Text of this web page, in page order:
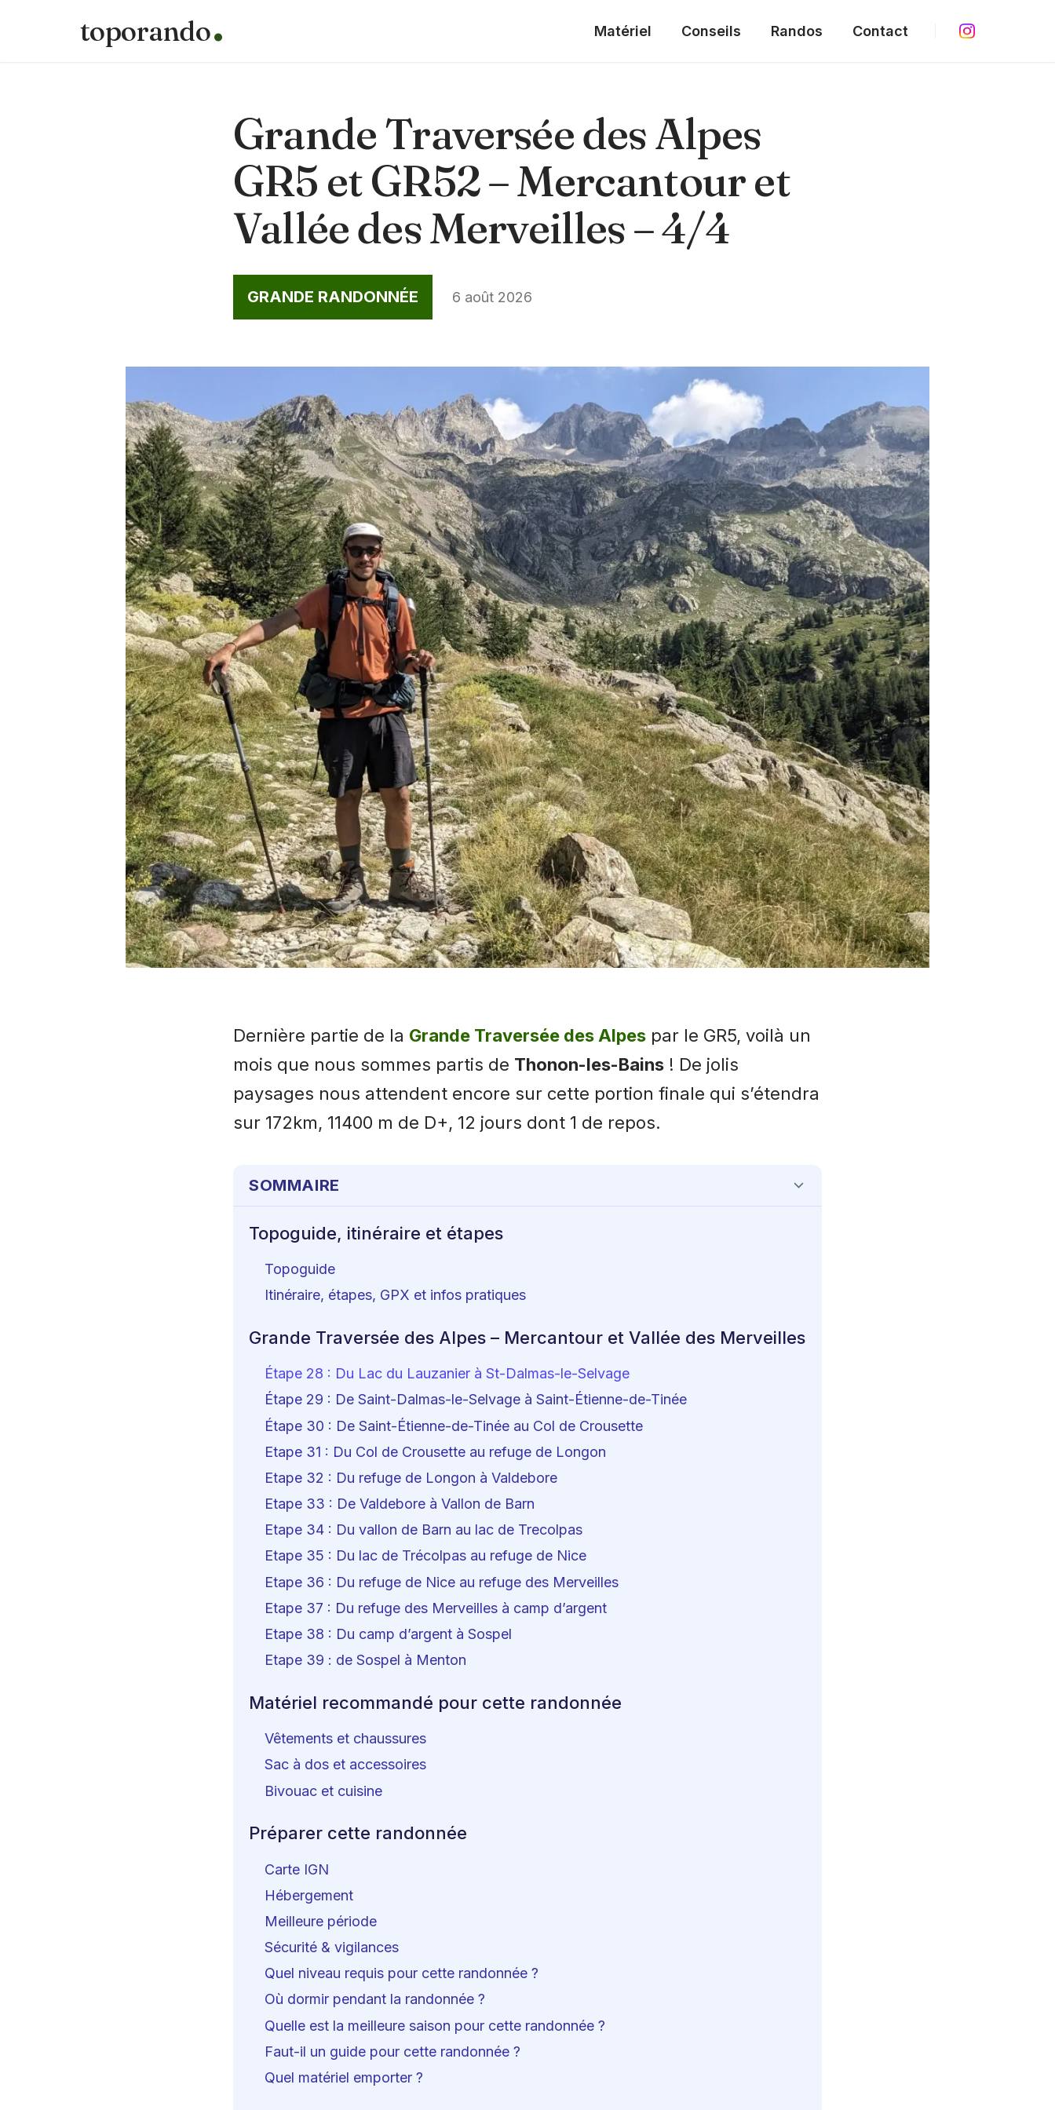
toporando Matériel Conseils Randos Contact
Grande Traversée des Alpes
GR5 et GR52 – Mercantour et
Vallée des Merveilles – 4/4
GRANDE RANDONNÉE 6 août 2026
Dernière partie de la Grande Traversée des Alpes par le GR5, voilà un
mois que nous sommes partis de Thonon-les-Bains ! De jolis
paysages nous attendent encore sur cette portion finale qui s’étendra
sur 172km, 11400 m de D+, 12 jours dont 1 de repos.
SOMMAIRE
Topoguide, itinéraire et étapes
Topoguide
Itinéraire, étapes, GPX et infos pratiques
Grande Traversée des Alpes – Mercantour et Vallée des Merveilles
Étape 28 : Du Lac du Lauzanier à St-Dalmas-le-Selvage
Étape 29 : De Saint-Dalmas-le-Selvage à Saint-Étienne-de-Tinée
Étape 30 : De Saint-Étienne-de-Tinée au Col de Crousette
Etape 31 : Du Col de Crousette au refuge de Longon
Etape 32 : Du refuge de Longon à Valdebore
Etape 33 : De Valdebore à Vallon de Barn
Etape 34 : Du vallon de Barn au lac de Trecolpas
Etape 35 : Du lac de Trécolpas au refuge de Nice
Etape 36 : Du refuge de Nice au refuge des Merveilles
Etape 37 : Du refuge des Merveilles à camp d’argent
Etape 38 : Du camp d’argent à Sospel
Etape 39 : de Sospel à Menton
Matériel recommandé pour cette randonnée
Vêtements et chaussures
Sac à dos et accessoires
Bivouac et cuisine
Préparer cette randonnée
Carte IGN
Hébergement
Meilleure période
Sécurité & vigilances
Quel niveau requis pour cette randonnée ?
Où dormir pendant la randonnée ?
Quelle est la meilleure saison pour cette randonnée ?
Faut-il un guide pour cette randonnée ?
Quel matériel emporter ?